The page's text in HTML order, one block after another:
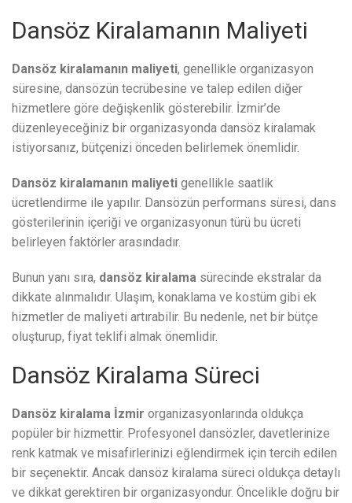
Dansöz Kiralamanın Maliyeti
Dansöz kiralamanın maliyeti, genellikle organizasyon
süresine, dansözün tecrübesine ve talep edilen diğer
hizmetlere göre değişkenlik gösterebilir. İzmir’de
düzenleyeceğiniz bir organizasyonda dansöz kiralamak
istiyorsanız, bütçenizi önceden belirlemek önemlidir.
Dansöz kiralamanın maliyeti genellikle saatlik
ücretlendirme ile yapılır. Dansözün performans süresi, dans
gösterilerinin içeriği ve organizasyonun türü bu ücreti
belirleyen faktörler arasındadır.
Bunun yanı sıra, dansöz kiralama sürecinde ekstralar da
dikkate alınmalıdır. Ulaşım, konaklama ve kostüm gibi ek
hizmetler de maliyeti artırabilir. Bu nedenle, net bir bütçe
oluşturup, fiyat teklifi almak önemlidir.
Dansöz Kiralama Süreci
Dansöz kiralama İzmir organizasyonlarında oldukça
popüler bir hizmettir. Profesyonel dansözler, davetlerinize
renk katmak ve misafirlerinizi eğlendirmek için tercih edilen
bir seçenektir. Ancak dansöz kiralama süreci oldukça detaylı
ve dikkat gerektiren bir organizasyondur. Öncelikle doğru bir